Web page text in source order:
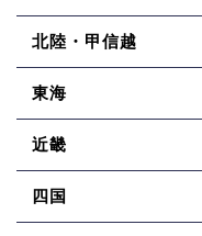
北陸・甲信越
東海
近畿
四国